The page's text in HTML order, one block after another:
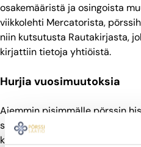
osakemääristä ja osingoista
viikkolehti Mercatorista,
niin kutsutusta Rautakirjasta,
kirjattiin tietoja yhtiöistä.
Hurjia vuosimuutoksia
Aiemmin pisimmälle pörssin
sanottu SYP/Unitas-indeksi,
kuitenkaan ole mukana